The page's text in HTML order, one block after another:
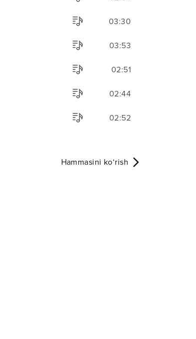
03:30
03:53
02:51
02:44
02:52
Hammasini ko‘rish